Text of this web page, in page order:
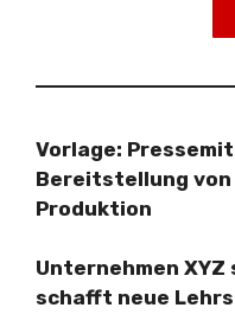
Vorlage:
Bereitstellung
Produktion
Unternehmen
schafft neue